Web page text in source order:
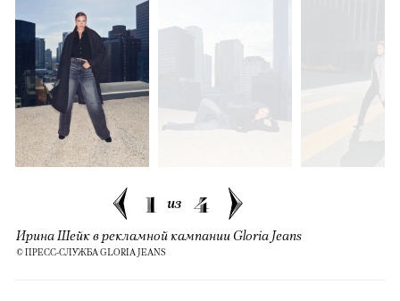
1 из 4
Ирина Шейк в рекламной кампании Gloria Jeans
© ПРЕСС-СЛУЖБА GLORIA JEANS